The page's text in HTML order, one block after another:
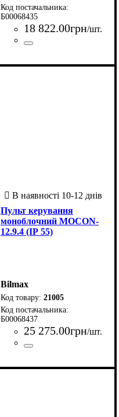
Б00068435
18 822.00грн/шт.
Пульт керування
моноблочний MOCON-
12.9.4 (ІР 55)
Bilmax
21005
Б00068437
25 275.00грн/шт.